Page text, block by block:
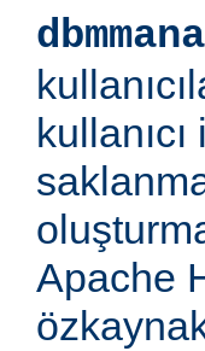
Apache